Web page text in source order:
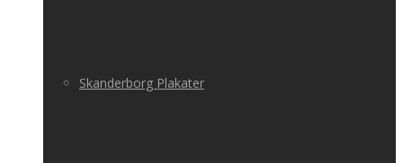
Skanderborg Plakater